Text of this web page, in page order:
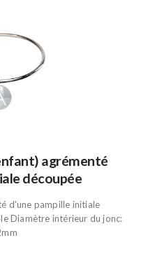
agrémenté
découpée
d'une pampille initiale
Diamètre intérieur du jonc: